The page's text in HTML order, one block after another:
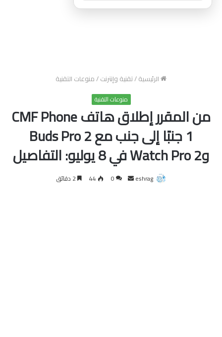
الرئيسية/تقنية وإنترنت/منوعات التقنية
منوعات التقنية
من المقرر إطلاق هاتف CMF Phone
1 جنبًا إلى جنب مع Buds Pro 2
وWatch Pro 2 في 8 يوليو: التفاصيل
eshrag
أرسل 0
44 2 دقائق